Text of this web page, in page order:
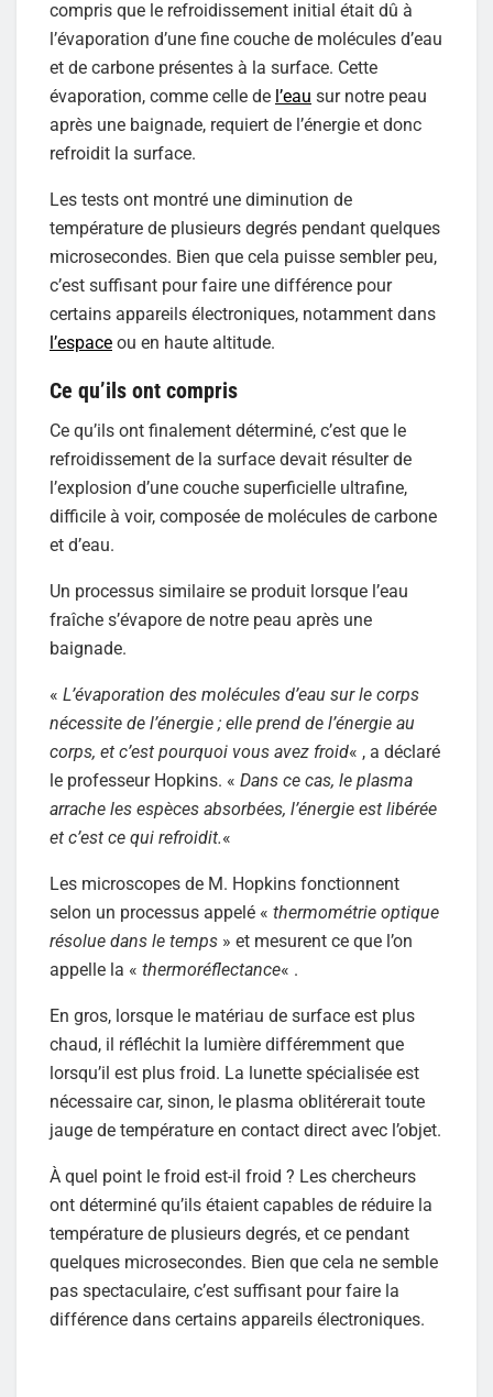
compris que le refroidissement initial était dû à
l’évaporation d’une fine couche de molécules d’eau
et de carbone présentes à la surface. Cette
évaporation, comme celle de l’eau sur notre peau
après une baignade, requiert de l’énergie et donc
refroidit la surface.
Les tests ont montré une diminution de
température de plusieurs degrés pendant quelques
microsecondes. Bien que cela puisse sembler peu,
c’est suffisant pour faire une différence pour
certains appareils électroniques, notamment dans
l’espace ou en haute altitude.
Ce qu’ils ont compris
Ce qu’ils ont finalement déterminé, c’est que le
refroidissement de la surface devait résulter de
l’explosion d’une couche superficielle ultrafine,
difficile à voir, composée de molécules de carbone
et d’eau.
Un processus similaire se produit lorsque l’eau
fraîche s’évapore de notre peau après une
baignade.
« L’évaporation des molécules d’eau sur le corps
nécessite de l’énergie ; elle prend de l’énergie au
corps, et c’est pourquoi vous avez froid« , a déclaré
le professeur Hopkins. « Dans ce cas, le plasma
arrache les espèces absorbées, l’énergie est libérée
et c’est ce qui refroidit.«
Les microscopes de M. Hopkins fonctionnent
selon un processus appelé « thermométrie optique
résolue dans le temps » et mesurent ce que l’on
appelle la « thermoréflectance« .
En gros, lorsque le matériau de surface est plus
chaud, il réfléchit la lumière différemment que
lorsqu’il est plus froid. La lunette spécialisée est
nécessaire car, sinon, le plasma oblitérerait toute
jauge de température en contact direct avec l’objet.
À quel point le froid est-il froid ? Les chercheurs
ont déterminé qu’ils étaient capables de réduire la
température de plusieurs degrés, et ce pendant
quelques microsecondes. Bien que cela ne semble
pas spectaculaire, c’est suffisant pour faire la
différence dans certains appareils électroniques.